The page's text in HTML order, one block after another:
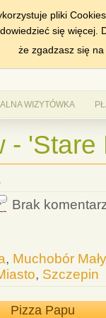
–
WIZYTÓWKA
- 'Stare
Brak
, Muchobór Mały
, Szczepin
Pizza Papu
pliki
dowiedzieć się
że zgadzasz się